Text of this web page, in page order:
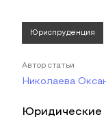
Юриспруденция
Автор статьи
Николаева
Юридические